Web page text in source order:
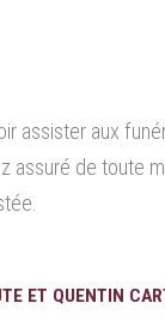
assister aux
assuré de toute
ET QUENTIN